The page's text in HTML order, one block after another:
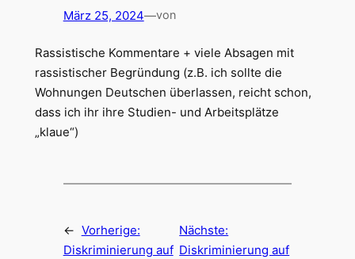
März 25, 2024—von
Rassistische Kommentare + viele Absagen mit
rassistischer Begründung (z.B. ich sollte die
Wohnungen Deutschen überlassen, reicht schon,
dass ich ihr ihre Studien- und Arbeitsplätze
„klaue“)
← Vorherige:
Diskriminierung auf
Nächste:
Diskriminierung auf